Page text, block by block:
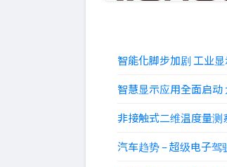
智能化脚步加剧 工业
智慧显示应用全面启
非接触式二维温度量测
汽车趋势 – 超级电子